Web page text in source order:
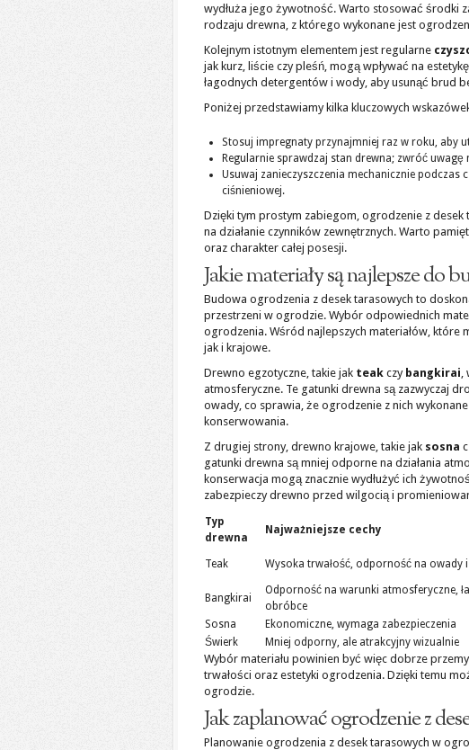
wydłuża jego żywotność. Warto stosować środki
rodzaju drewna, z którego wykonane jest
Kolejnym istotnym elementem jest regularne
jak kurz, liście czy pleśń, mogą wpływać na
łagodnych detergentów i wody, aby usunąć brud
Poniżej przedstawiamy kilka kluczowych
Stosuj impregnaty przynajmniej raz w roku, aby
Regularnie sprawdzaj stan drewna; zwróć uwagę
Usuwaj zanieczyszczenia mechanicznie podczas
ciśnieniowej.
Dzięki tym prostym zabiegom, ogrodzenie z
na działanie czynników zewnętrznych. Warto
oraz charakter całej posesji.
Jakie materiały są najlepsze do
Budowa ogrodzenia z desek tarasowych to
przestrzeni w ogrodzie. Wybór odpowiednich
ogrodzenia. Wśród najlepszych materiałów, które
jak i krajowe.
Drewno egzotyczne, takie jak teak czy bangkirai,
atmosferyczne. Te gatunki drewna są zazwyczaj
owady, co sprawia, że ogrodzenie z nich
konserwowania.
Z drugiej strony, drewno krajowe, takie jak sosna
gatunki drewna są mniej odporne na działania
konserwacja mogą znacznie wydłużyć ich
zabezpieczy drewno przed wilgocią i
Typ
drewna
Najważniejsze cechy
Teak Wysoka trwałość, odporność na owady
Bangkirai
Odporność na warunki atmosferyczne,
obróbce
Sosna Ekonomiczne, wymaga zabezpieczenia
Świerk
Mniej odporny, ale atrakcyjny wizualnie
Wybór materiału powinien być więc dobrze
trwałości oraz estetyki ogrodzenia. Dzięki temu
ogrodzie.
Jak zaplanować ogrodzenie z
Planowanie ogrodzenia z desek tarasowych w